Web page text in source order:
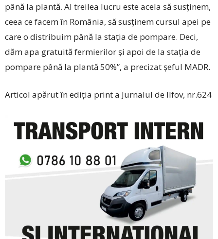
până la plantă. Al treilea lucru este acela să susţinem,
ceea ce facem în România, să susţinem cursul apei pe
care o distribuim până la staţia de pompare. Deci,
dăm apa gratuită fermierilor şi apoi de la staţia de
pompare până la plantă 50%”, a precizat șeful MADR.
Articol apărut în ediția print a Jurnalul de Ilfov, nr.624